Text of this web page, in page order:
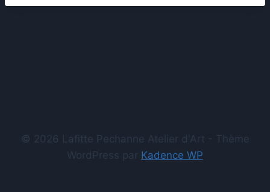
© 2026 Lafitte Pechanne Atelier d'Art - Thème
WordPress par Kadence WP